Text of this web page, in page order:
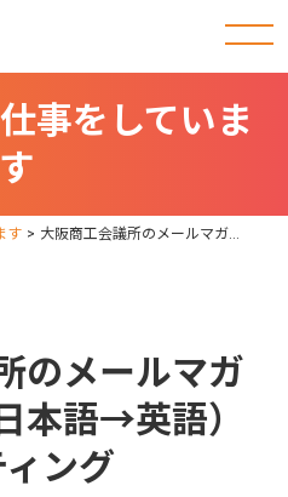
事をしていま
す
す > 大阪商工会議所のメールマガジンの翻訳（日本語→英語）+コピーライティング
のメールマガ
本語→英語）
ング